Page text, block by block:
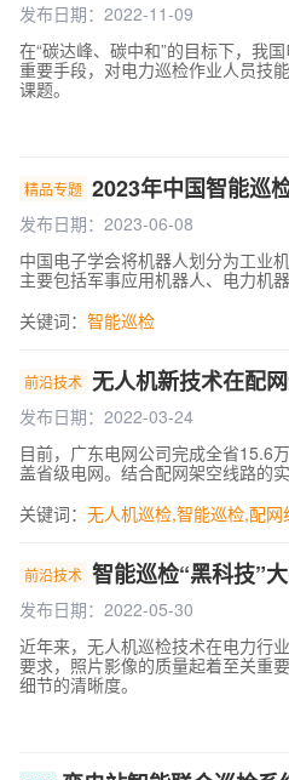
发布日期：2022-11-09
在“碳达峰、碳中和”的目标下，我
重要手段，对电力巡检作业人员技
课题。
精品专题 2023年中国智能巡
发布日期：2023-06-08
中国电子学会将机器人划分为工业
主要包括军事应用机器人、电力机
关键词： 智能巡检
前沿技术 无人机新技术在配
发布日期：2022-03-24
目前，广东电网公司完成全省15.6
盖省级电网。结合配网架空线路的
关键词： 无人机巡检,智能巡检,配网
前沿技术 智能巡检“黑科技”
发布日期：2022-05-30
近年来，无人机巡检技术在电力行
要求，照片影像的质量起着至关重
细节的清晰度。